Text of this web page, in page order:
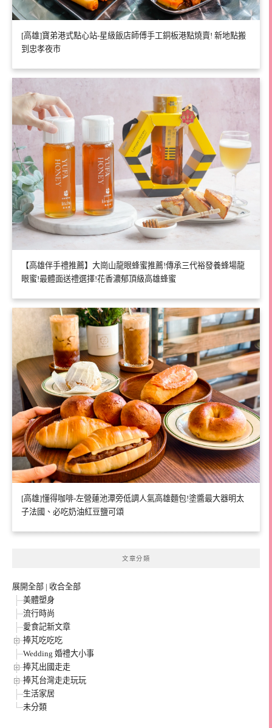
[高雄]寶弟港式點心站-星級飯店師傅手工銅板港點燒賣! 新地點搬
到忠孝夜市
【高雄伴手禮推薦】大崗山龍眼蜂蜜推薦!傳承三代裕發養蜂場龍
眼蜜!最體面送禮選擇!花香濃郁頂級高雄蜂蜜
[高雄]懂得咖啡-左營蓮池潭旁低調人氣高雄麵包!塗醬最大器明太
子法國、必吃奶油紅豆鹽可頌
文章分類
展開全部 | 收合全部
美體塑身
流行時尚
愛食記新文章
捧芃吃吃吃
Wedding 婚禮大小事
捧芃出國走走
捧芃台灣走走玩玩
生活家居
未分類